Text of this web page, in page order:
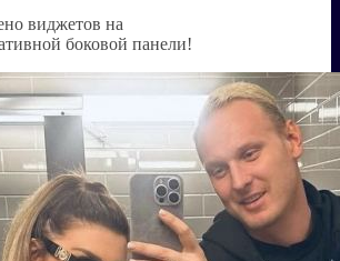
виджетов на
боковой панели!